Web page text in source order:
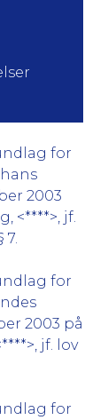
for
2003
<****>, jf.
for
2003 på
jf. lov
for